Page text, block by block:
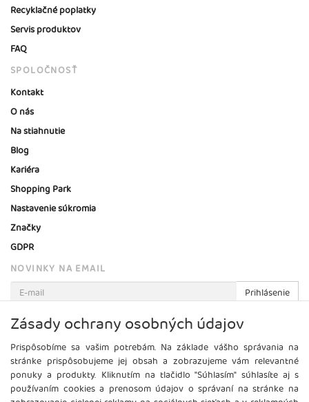
Recyklačné poplatky
Servis produktov
FAQ
SPOLOČNOSŤ
Kontakt
O nás
Na stiahnutie
Blog
Kariéra
Shopping Park
Nastavenie súkromia
Značky
GDPR
NOVINKY NA EMAIL
Prihlásenie
Viac informácií o tejto službe
Zásady ochrany osobných údajov
Prispôsobíme sa vašim potrebám. Na základe vášho správania na
stránke prispôsobujeme jej obsah a zobrazujeme vám relevantné
ponuky a produkty. Kliknutím na tlačidlo "Súhlasím" súhlasíte aj s
používaním cookies a prenosom údajov o správaní na stránke na